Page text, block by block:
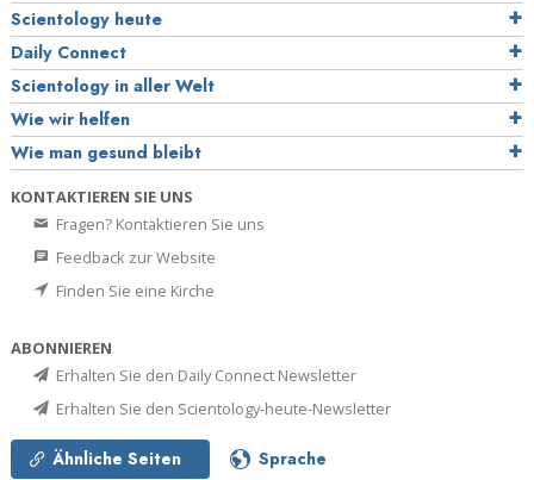
Scientology heute
Daily Connect
Scientology in aller Welt
Wie wir helfen
Wie man gesund bleibt
KONTAKTIEREN SIE UNS
Fragen? Kontaktieren Sie uns
Feedback zur Website
Finden Sie eine Kirche
ABONNIEREN
Erhalten Sie den Daily Connect Newsletter
Erhalten Sie den Scientology-heute-Newsletter
Ähnliche Seiten Sprache